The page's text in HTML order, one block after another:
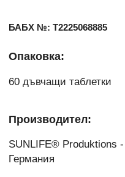
БАБХ №: Т2225068885
Опаковка:
60 дъвчащи таблетки
Производител:
SUNLIFE® Produktions
Германия